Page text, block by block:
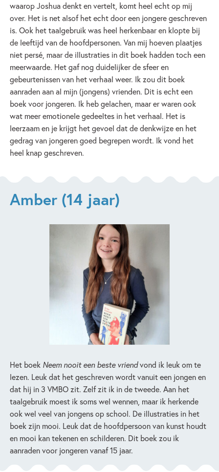
waarop Joshua denkt en vertelt, komt heel echt op mij
over. Het is net alsof het echt door een jongere geschreven
is. Ook het taalgebruik was heel herkenbaar en klopte bij
de leeftijd van de hoofdpersonen. Van mij hoeven plaatjes
niet persé, maar de illustraties in dit boek hadden toch een
meerwaarde. Het gaf nog duidelijker de sfeer en
gebeurtenissen van het verhaal weer. Ik zou dit boek
aanraden aan al mijn (jongens) vrienden. Dit is echt een
boek voor jongeren. Ik heb gelachen, maar er waren ook
wat meer emotionele gedeeltes in het verhaal. Het is
leerzaam en je krijgt het gevoel dat de denkwijze en het
gedrag van jongeren goed begrepen wordt. Ik vond het
heel knap geschreven.
Amber (14 jaar)
Het boek Neem nooit een beste vriendvond ik leuk om te
lezen. Leuk dat het geschreven wordt vanuit een jongen en
dat hij in 3 VMBO zit. Zelf zit ik in de tweede. Aan het
taalgebruik moest ik soms wel wennen, maar ik herkende
ook wel veel van jongens op school. De illustraties in het
boek zijn mooi. Leuk dat de hoofdpersoon van kunst houdt
en mooi kan tekenen en schilderen. Dit boek zou ik
aanraden voor jongeren vanaf 15 jaar.